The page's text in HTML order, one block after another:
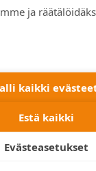
ja
kaikki
Estä kaikki
Evästeasetukset
Oy. All rights